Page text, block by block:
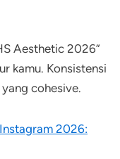
Aesthetic 2026”
kamu. Konsistensi
cohesive.
2026: